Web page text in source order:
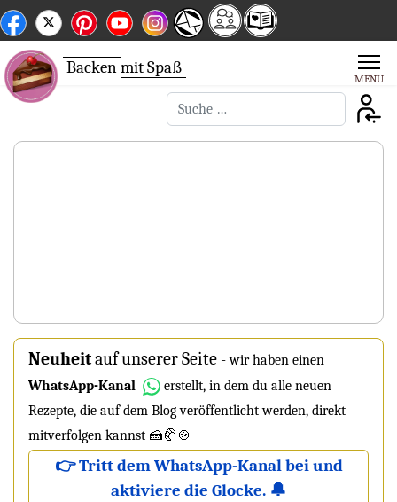
Backenmit Spaß
Suchen
Neuheitauf unserer Seite -wir haben einen
WhatsApp-Kanal
erstellt, in dem du alle neuen
Rezepte, die auf dem Blog veröffentlicht werden, direkt
mitverfolgen kannst 🍰🥐🍲
👉 Tritt dem WhatsApp-Kanal bei und
aktiviere die Glocke. 🔔